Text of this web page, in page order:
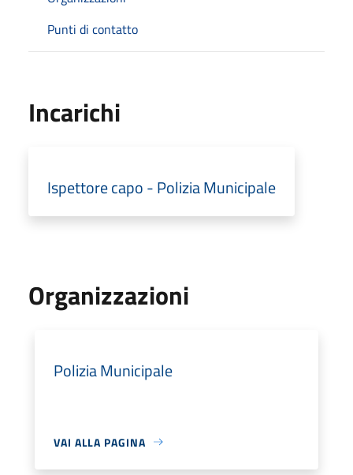
Punti di contatto
Incarichi
Ispettore capo - Polizia Municipale
Organizzazioni
Polizia Municipale
VAI ALLA PAGINA